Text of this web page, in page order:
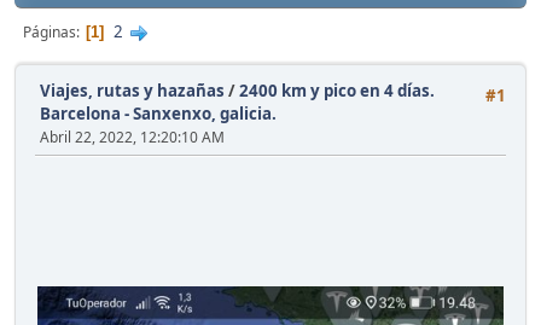
Páginas 1 2
#1
Viajes, rutas y hazañas /2400 km y pico en 4 días.
Barcelona - Sanxenxo, galicia.
Abril 22, 2022, 12:20:10 AM